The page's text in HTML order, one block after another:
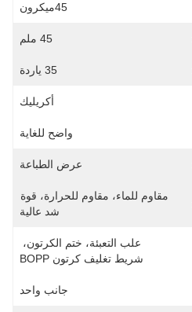
45ميكرون
45 ملم
35 ياردة
أكريليك
واضح للغاية
عرض الطباعة
شد عالية
شريط تغليف كرتون BOPP
جانب واحد